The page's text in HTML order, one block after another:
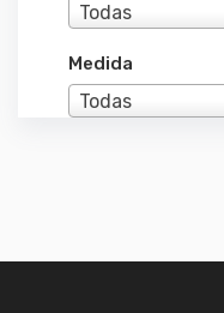
Todas
Medida
Todas